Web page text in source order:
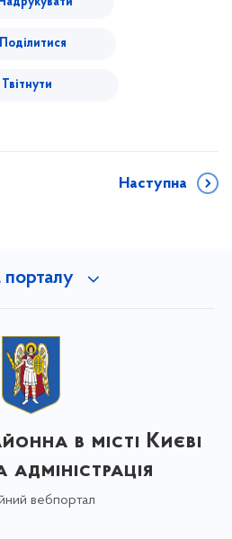
Поділитися
Твітнути
Наступна
в місті Києві
вебпортал